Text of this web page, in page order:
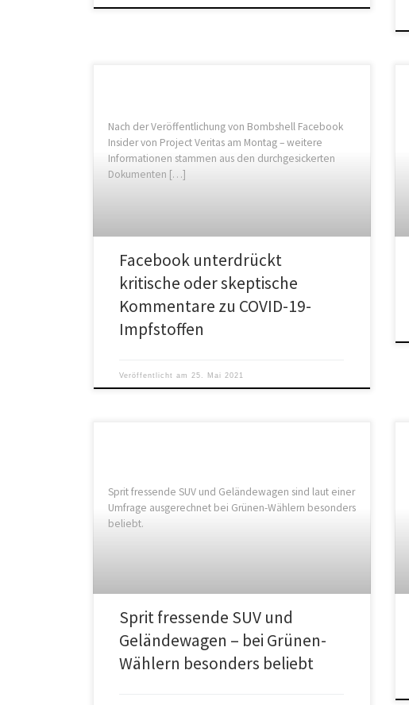
Nach der Veröffentlichung von Bombshell Facebook
Insider von Project Veritas am Montag – weitere
Informationen stammen aus den durchgesickerten
Dokumenten […]
Facebook unterdrückt
kritische oder skeptische
Kommentare zu COVID-19-
Impfstoffen
Veröffentlicht am25. Mai 2021
Sprit fressende SUV und Geländewagen sind laut einer
Umfrage ausgerechnet bei Grünen-Wählern besonders
beliebt.
Sprit fressende SUV und
Geländewagen – bei Grünen-
Wählern besonders beliebt